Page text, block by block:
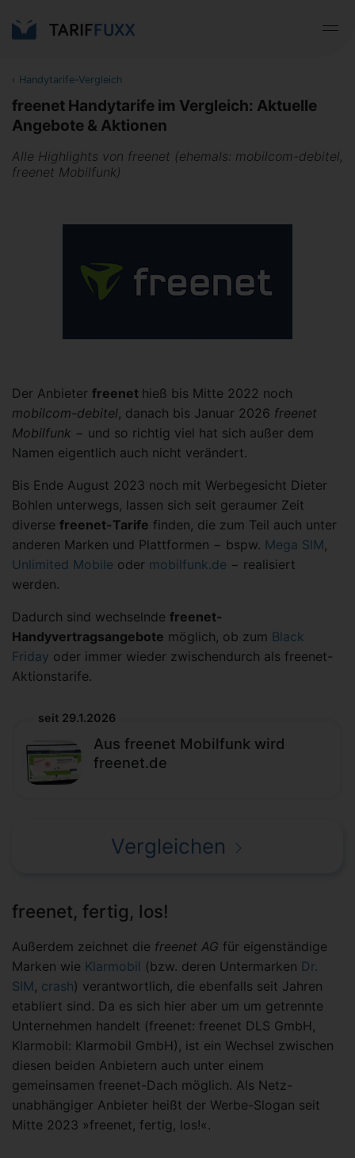
‹ Handytarife-Vergleich
freenet Handytarife im Vergleich: Aktuelle
Angebote & Aktionen
Alle Highlights von freenet (ehemals: mobilcom-debitel,
freenet Mobilfunk)
Der Anbieter freenet hieß bis Mitte 2022 noch
mobilcom-debitel, danach bis Januar 2026 freenet
Mobilfunk − und so richtig viel hat sich außer dem
Namen eigentlich auch nicht verändert.
Bis Ende August 2023 noch mit Werbegesicht Dieter
Bohlen unterwegs, lassen sich seit geraumer Zeit
diverse freenet-Tarife finden, die zum Teil auch unter
anderen Marken und Plattformen − bspw. Mega SIM,
Unlimited Mobile oder mobilfunk.de − realisiert
werden.
Dadurch sind wechselnde freenet-
Handyvertragsangebote möglich, ob zum Black
Friday oder immer wieder zwischendurch als freenet-
Aktionstarife.
seit 29.1.2026
Aus freenet Mobilfunk wird
freenet.de
Vergleichen
freenet, fertig, los!
Außerdem zeichnet die freenet AG für eigenständige
Marken wie Klarmobil (bzw. deren Untermarken Dr.
SIM, crash) verantwortlich, die ebenfalls seit Jahren
etabliert sind. Da es sich hier aber um um getrennte
Unternehmen handelt (freenet: freenet DLS GmbH,
Klarmobil: Klarmobil GmbH), ist ein Wechsel zwischen
diesen beiden Anbietern auch unter einem
gemeinsamen freenet-Dach möglich. Als Netz-
unabhängiger Anbieter heißt der Werbe-Slogan seit
Mitte 2023 »freenet, fertig, los!«.